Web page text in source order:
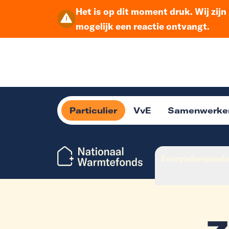
Het is op dit moment druk. Wij
mogelijk een reactie ontvangt.
Particulier VvE